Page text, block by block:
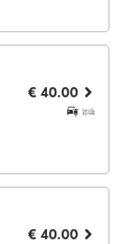
€ 40.00
€ 40.00